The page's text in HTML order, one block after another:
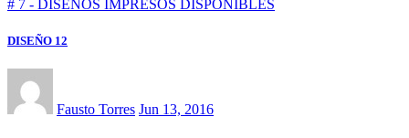
# 7 - DISEÑOS IMPRESOS DISPONIBLES
DISEÑO 12
Fausto Torres Jun 13, 2016